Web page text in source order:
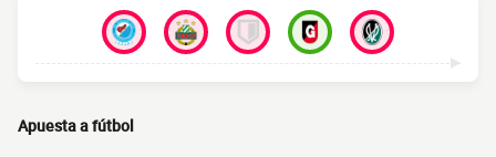
Apuesta a fútbol